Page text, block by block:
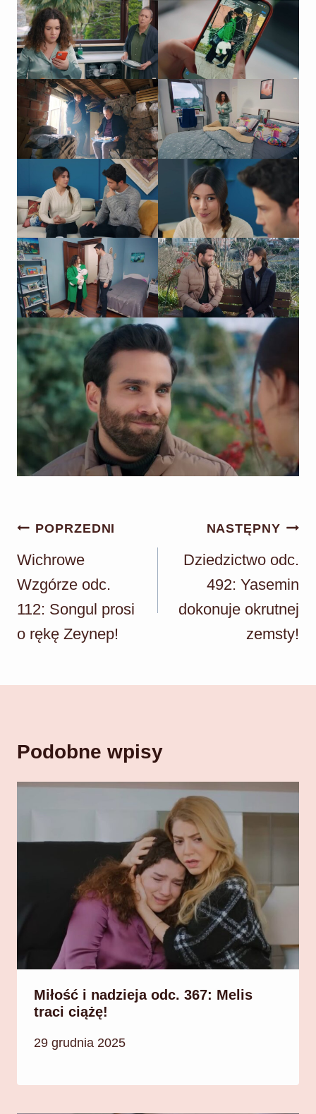
Nawigacja
wpisu
POPRZEDNI
Wichrowe
Wzgórze odc.
112: Songul prosi
o rękę Zeynep!
NASTĘPNY
Dziedzictwo odc.
492: Yasemin
dokonuje okrutnej
zemsty!
Podobne wpisy
Miłość i nadzieja odc. 367: Melis
traci ciążę!
29 grudnia 2025